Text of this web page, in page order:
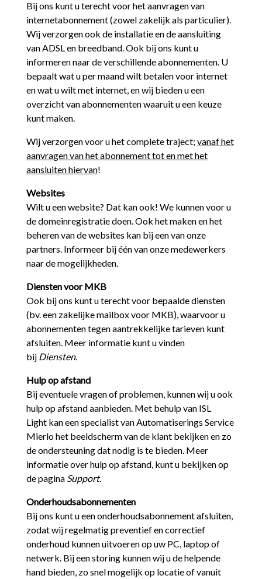
Bij ons kunt u terecht voor het aanvragen van
internetabonnement (zowel zakelijk als particulier).
Wij verzorgen ook de installatie en de aansluiting
van ADSL en breedband. Ook bij ons kunt u
informeren naar de verschillende abonnementen. U
bepaalt wat u per maand wilt betalen voor internet
en wat u wilt met internet, en wij bieden u een
overzicht van abonnementen waaruit u een keuze
kunt maken.
Wij verzorgen voor u het complete traject; vanaf het
aanvragen van het abonnement tot en met het
aansluiten hiervan!
Websites
Wilt u een website? Dat kan ook! We kunnen voor u
de domeinregistratie doen. Ook het maken en het
beheren van de websites kan bij een van onze
partners. Informeer bij één van onze medewerkers
naar de mogelijkheden.
Diensten voor MKB
Ook bij ons kunt u terecht voor bepaalde diensten
(bv. een zakelijke mailbox voor MKB), waarvoor u
abonnementen tegen aantrekkelijke tarieven kunt
afsluiten. Meer informatie kunt u vinden
bij Diensten.
Hulp op afstand
Bij eventuele vragen of problemen, kunnen wij u ook
hulp op afstand aanbieden. Met behulp van ISL
Light kan een specialist van Automatiserings Service
Mierlo het beeldscherm van de klant bekijken en zo
de ondersteuning dat nodig is te bieden. Meer
informatie over hulp op afstand, kunt u bekijken op
de pagina Support.
Onderhoudsabonnementen
Bij ons kunt u een onderhoudsabonnement afsluiten,
zodat wij regelmatig preventief en correctief
onderhoud kunnen uitvoeren op uw PC, laptop of
netwerk. Bij een storing kunnen wij u de helpende
hand bieden, zo snel mogelijk op locatie of vanuit